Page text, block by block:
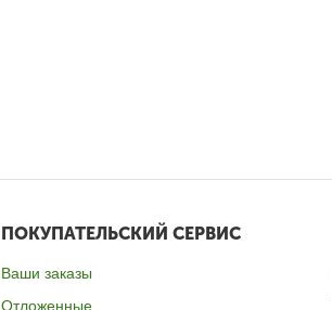
ПОКУПАТЕЛЬСКИЙ СЕРВИС
Ваши заказы
Отложенные